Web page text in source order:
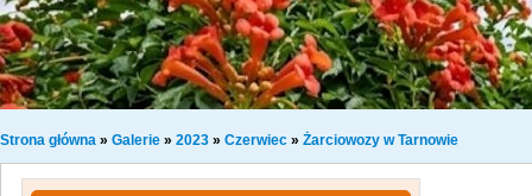
Strona główna » Galerie » 2023 » Czerwiec » Żarciowozy w Tarnowie